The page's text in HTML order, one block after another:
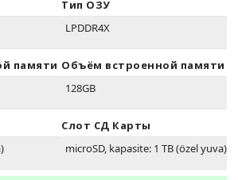
памяти
Тип ОЗУ
LPDDR4X
Объём встроенной памяти
128GB
Слот СД Карты
microSD, kapasite: 1 TB (özel yuva)